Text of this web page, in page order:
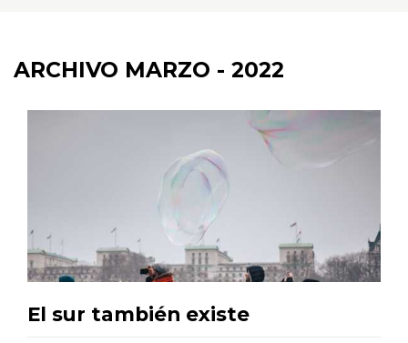
ARCHIVO MARZO - 2022
El sur también existe